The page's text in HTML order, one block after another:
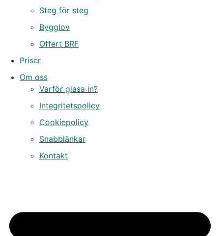
Steg för steg
Bygglov
Offert BRF
Priser
Om oss
Varför glasa in?
Integritetspolicy
Cookiepolicy
Snabblänkar
Kontakt